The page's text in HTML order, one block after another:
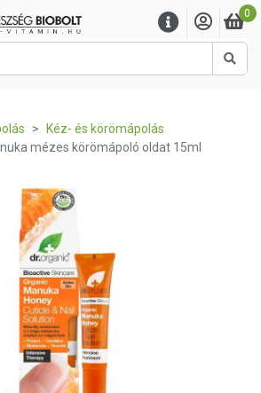
0
Kéz- és körömápolás
mézes körömápoló oldat 15ml